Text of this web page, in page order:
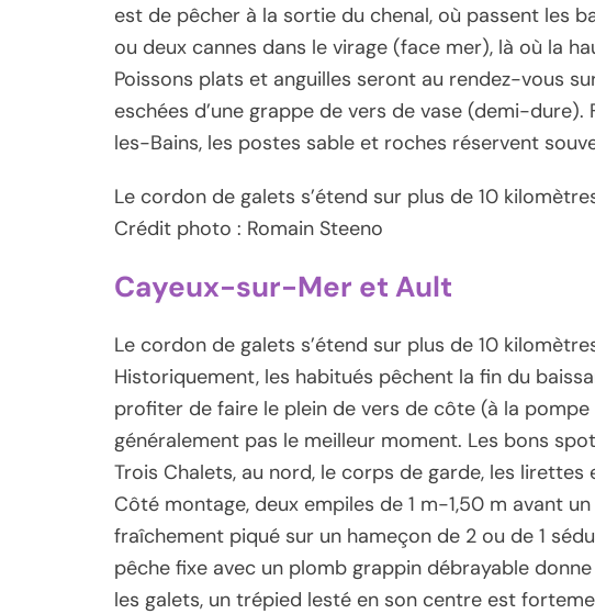
est de pêcher à la sortie du chenal, où passent les
ou deux cannes dans le virage (face mer), là où la
Poissons plats et anguilles seront au rendez-vous
eschées d’une grappe de vers de vase (demi-
les-Bains, les postes sable et roches réservent
Le cordon de galets s’étend sur plus de 10
Crédit photo : Romain Steeno
Cayeux-sur-Mer et Ault
Le cordon de galets s’étend sur plus de 10
Historiquement, les habitués pêchent la fin du
profiter de faire le plein de vers de côte (à la pompe
généralement pas le meilleur moment. Les bons
Trois Chalets, au nord, le corps de garde, les lirettes
Côté montage, deux empiles de 1 m-1,50 m avant
fraîchement piqué sur un hameçon de 2 ou de 1
pêche fixe avec un plomb grappin débrayable
les galets, un trépied lesté en son centre est